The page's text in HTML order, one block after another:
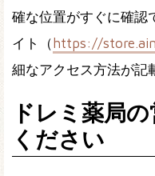
確な位置がすぐに確認
イト（https://
細なアクセス方法が記
ドレミ薬局
ください